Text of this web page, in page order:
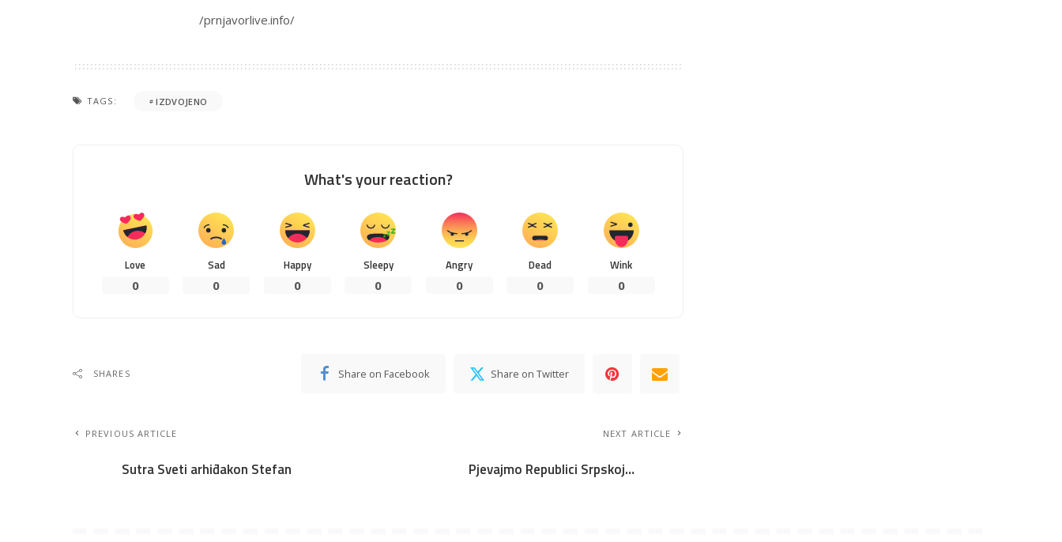
/prnjavorlive.info/
TAGS: IZDVOJENO
What's your reaction?
Love
0
Sad
0
Happy
0
Sleepy
0
Angry
0
Dead
0
Wink
0
SHARES Share on Facebook Share on Twitter
PREVIOUS ARTICLE
Sutra Sveti arhiđakon Stefan
NEXT ARTICLE
Pjevajmo Republici Srpskoj…